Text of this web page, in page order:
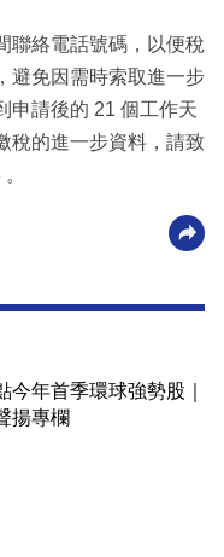
聯絡電話號碼，以便稅
避免因需時索取進一步
申請後的 21 個工作天
稅的進一步資料，請致
今年首季環球強勢股｜
揚專欄